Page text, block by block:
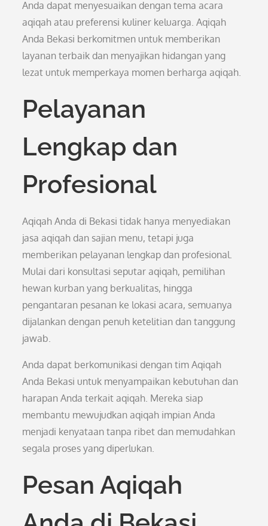
Anda dapat menyesuaikan dengan tema acara
aqiqah atau preferensi kuliner keluarga. Aqiqah
Anda Bekasi berkomitmen untuk memberikan
layanan terbaik dan menyajikan hidangan yang
lezat untuk memperkaya momen berharga aqiqah.
Pelayanan
Lengkap dan
Profesional
Aqiqah Anda di Bekasi tidak hanya menyediakan
jasa aqiqah dan sajian menu, tetapi juga
memberikan pelayanan lengkap dan profesional.
Mulai dari konsultasi seputar aqiqah, pemilihan
hewan kurban yang berkualitas, hingga
pengantaran pesanan ke lokasi acara, semuanya
dijalankan dengan penuh ketelitian dan tanggung
jawab.
Anda dapat berkomunikasi dengan tim Aqiqah
Anda Bekasi untuk menyampaikan kebutuhan dan
harapan Anda terkait aqiqah. Mereka siap
membantu mewujudkan aqiqah impian Anda
menjadi kenyataan tanpa ribet dan memudahkan
segala proses yang diperlukan.
Pesan Aqiqah